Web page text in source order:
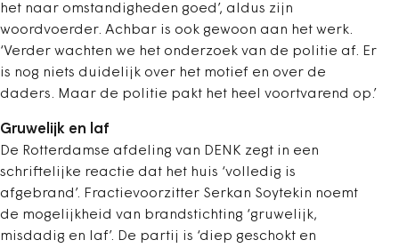
het naar omstandigheden goed’, aldus zijn
woordvoerder. Achbar is ook gewoon aan het werk.
‘Verder wachten we het onderzoek van de politie af. Er
is nog niets duidelijk over het motief en over de
daders. Maar de politie pakt het heel voortvarend op.’
Gruwelijk en laf
De Rotterdamse afdeling van DENK zegt in een
schriftelijke reactie dat het huis ‘volledig is
afgebrand’. Fractievoorzitter Serkan Soytekin noemt
de mogelijkheid van brandstichting ‘gruwelijk,
misdadig en laf’. De partij is ‘diep geschokt en